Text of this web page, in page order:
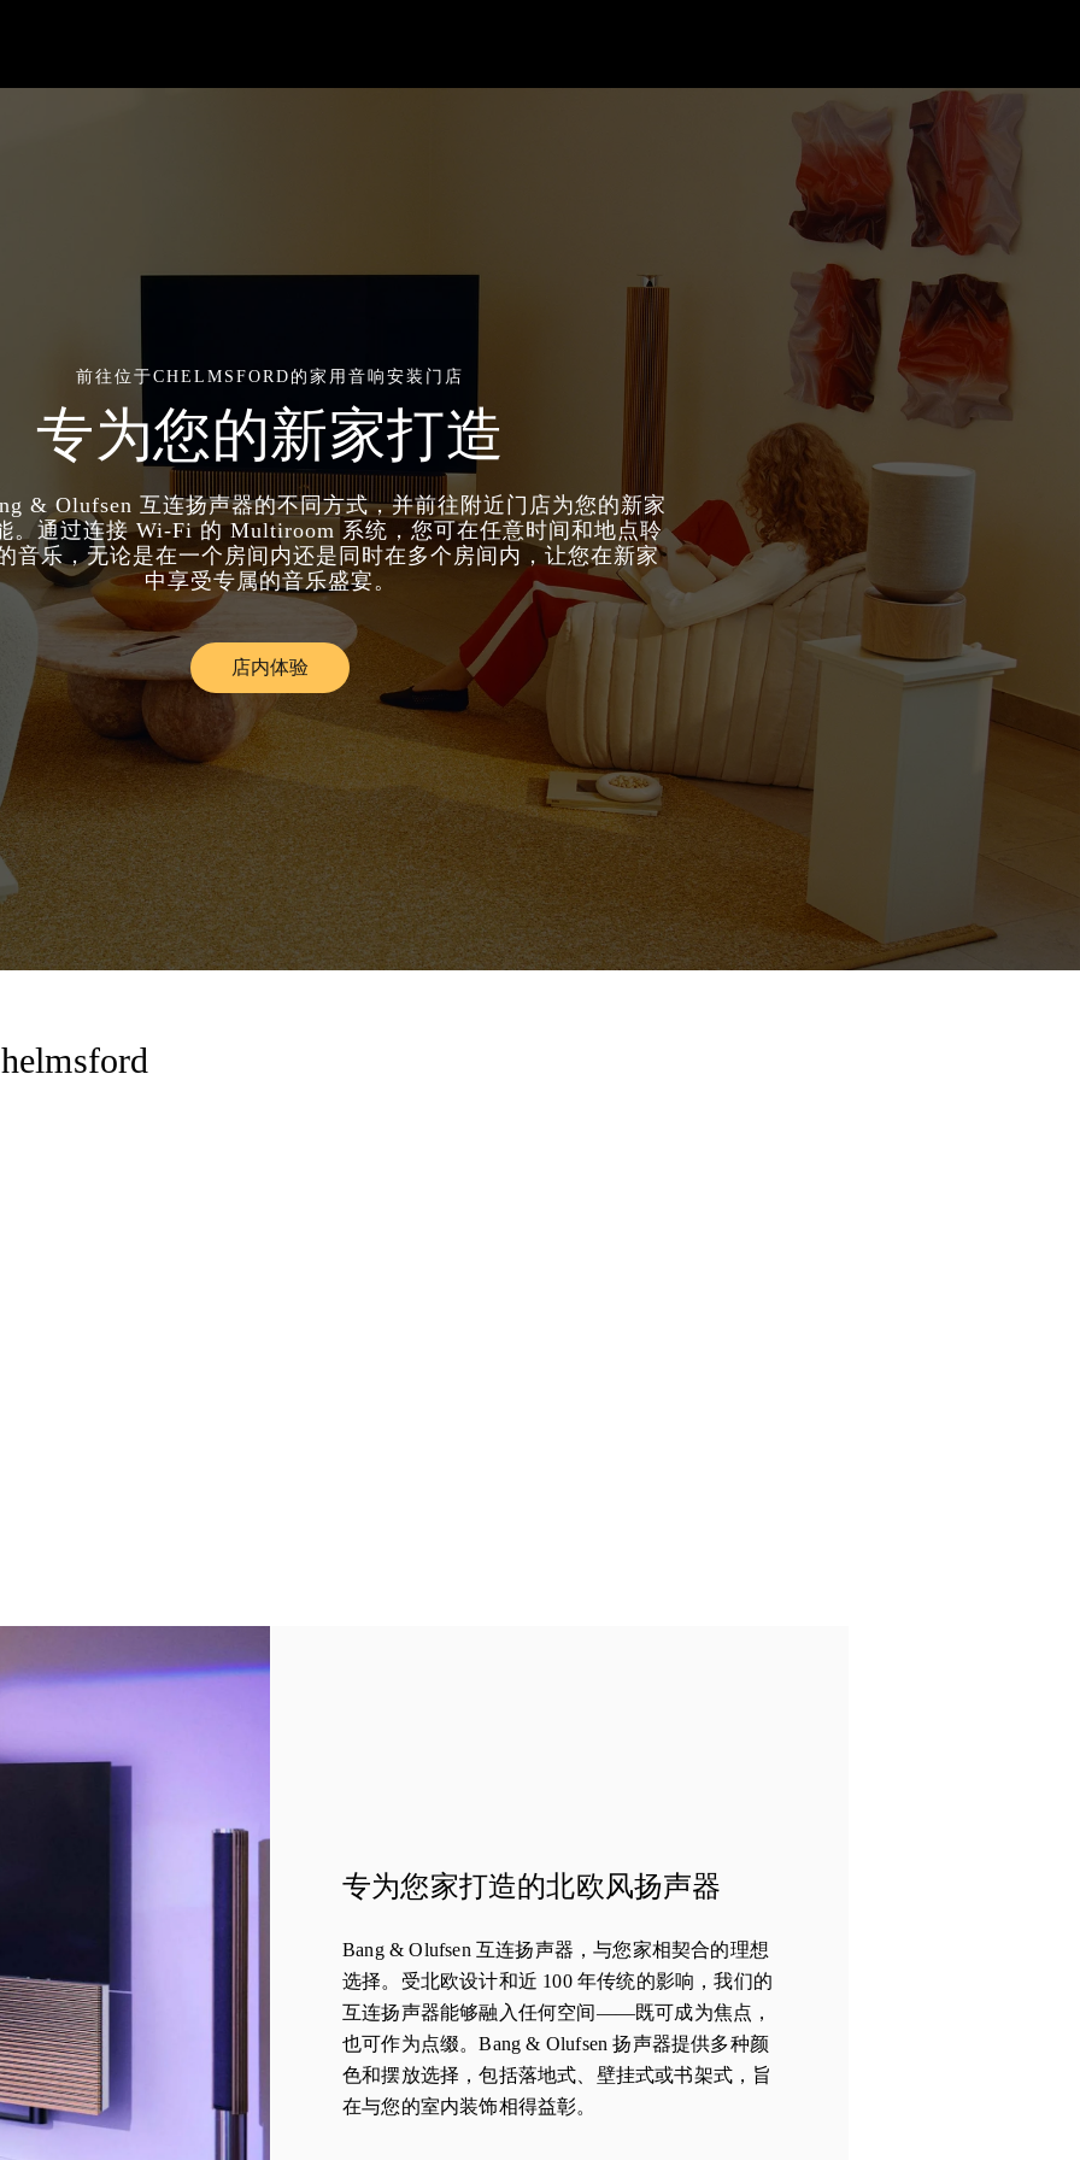
前往位于CHELMSFORD的家用音响安装门店
专为您的新家打造
& Olufsen 互连扬声器的不同方式，并前往附近门店为您的新家
。通过连接 Wi-Fi 的 Multiroom 系统，您可在任意时间和地点聆
音乐，无论是在一个房间内还是同时在多个房间内，让您在新家
中享受专属的音乐盛宴。
店内体验
Link Opens in New Tab
专为您家打造的北欧风扬声器
Bang & Olufsen 互连扬声器，与您家相契合的理想
选择。受北欧设计和近 100 年传统的影响，我们的
互连扬声器能够融入任何空间——既可成为焦点，
也可作为点缀。Bang & Olufsen 扬声器提供多种颜
色和摆放选择，包括落地式、壁挂式或书架式，旨
在与您的室内装饰相得益彰。